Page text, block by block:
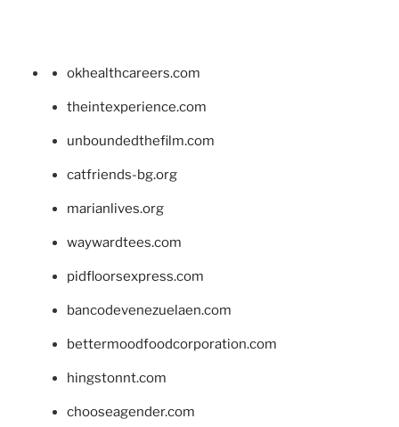
okhealthcareers.com
theintexperience.com
unboundedthefilm.com
catfriends-bg.org
marianlives.org
waywardtees.com
pidfloorsexpress.com
bancodevenezuelaen.com
bettermoodfoodcorporation.com
hingstonnt.com
chooseagender.com